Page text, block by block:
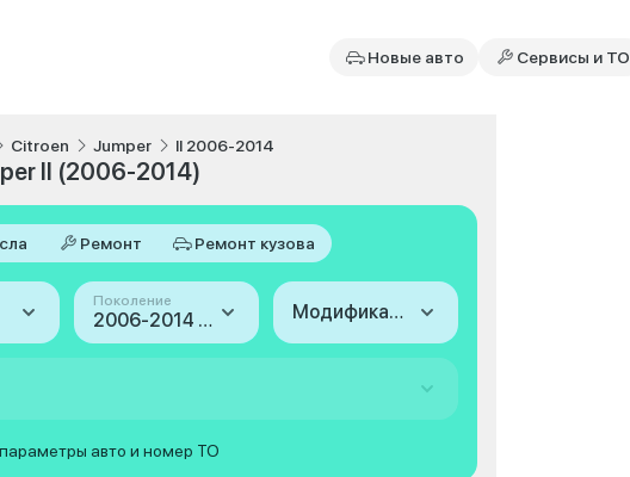
Новые авто Сервисы и ТО
Citroen Jumper II 2006-2014
II (2006-2014)
Ремонт Ремонт кузова
Поколение
2006-2014 (II) Модификация
авто и номер ТО